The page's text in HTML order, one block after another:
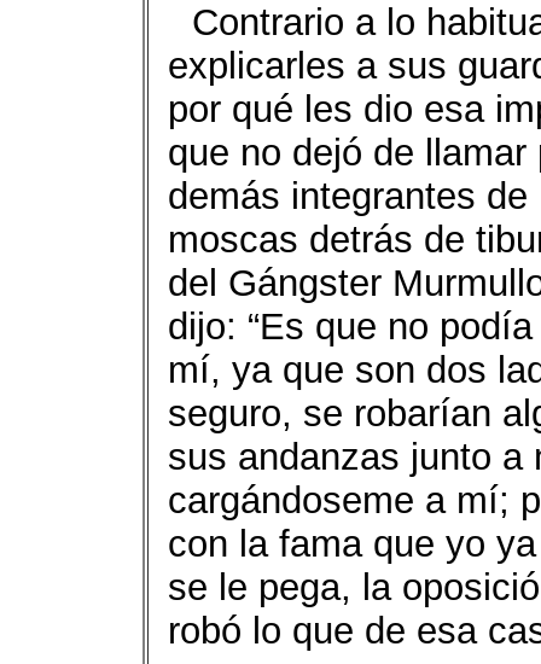
Contrario a lo
explicarles a sus
por qué les dio esa
que no dejó de
demás integrantes
moscas detrás de
del Gángster
dijo: “Es que no
mí, ya que son dos
seguro, se robarían
sus andanzas junto
cargándoseme a mí;
con la fama que yo
se le pega, la
robó lo que de esa